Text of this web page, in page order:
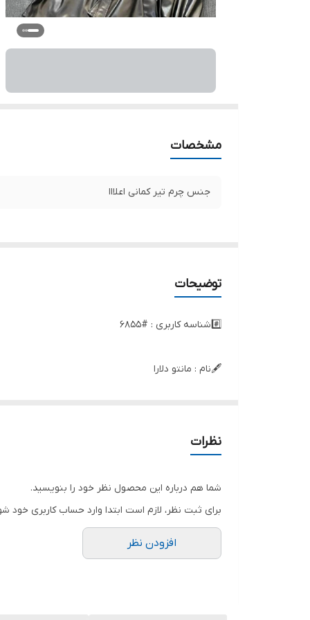
مشخصات
جنس چرم تیر کمانی اعلااا
توضیحات
#️⃣شناسه کاربری : #6855
🖋نام : مانتو دلارا
🌈رنگ بندی : مشکی ,
نظرات
شما هم درباره این محصول نظر خود را بنویسید.
برای ثبت نظر، لازم است ابتدا وارد حساب کاربری خود
افزودن نظر